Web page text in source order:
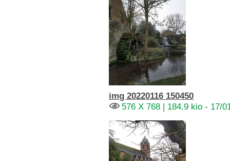
img 20220116 150450
576 X 768 | 184.9 kio - 17/